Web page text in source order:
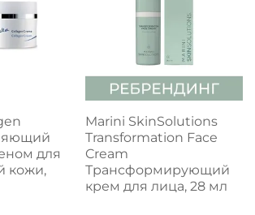
для
кожи,
Marini SkinSolutions
Transformation Face
Cream
Трансформирующий
крем для лица, 28 мл